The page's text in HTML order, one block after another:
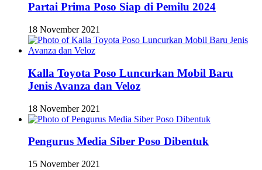
Partai Prima Poso Siap di Pemilu 2024
18 November 2021
Kalla Toyota Poso Luncurkan Mobil Baru
Jenis Avanza dan Veloz
18 November 2021
Pengurus Media Siber Poso Dibentuk
15 November 2021